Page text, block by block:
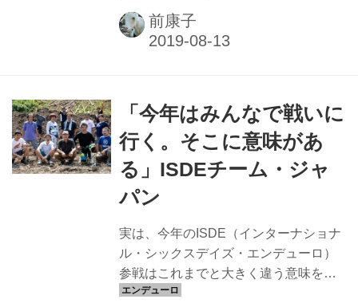
る。9月に中嶋氏代表のオープンエリア
と合併するKTM東海がISDEジャパンチ
の一助となる。 現在KTM東海オンライ
ンショップにて限定先行予約販売中。
前橋はテスト前に祈りを捧げるルーテ
ィンを大事にしているが、このTシャツ
はそれをモチーフにしたもの。 【限定
CHARITY ...
前康子
「今年はみんなで戦いに
行く。そこに意味があ
る」ISDEチーム・ジャ
パン
実は、今年のISDE（インターナショナ
ル・シックスデイズ・エンデューロ）
参戦はこれまでと大きく違う意味を持
っている。目標をシングルフィニッシ